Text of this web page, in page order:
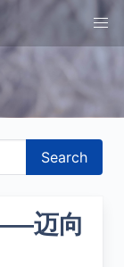
Search
迈向